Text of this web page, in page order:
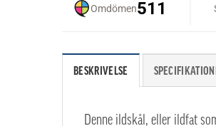
BESKRIVELSE
Denne ildskål, eller ildfat